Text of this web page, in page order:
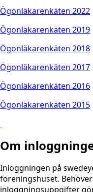
Ögonläkarenkäten 2022
Ögonläkarenkäten 2019
Ögonläkarenkäten 2018
Ögonläkarenkäten 2017
Ögonläkarenkäten 2016
Ögonläkarenkäten 2015
Om
Inloggningen på
foreningshuset.
inloggningsuppgifter